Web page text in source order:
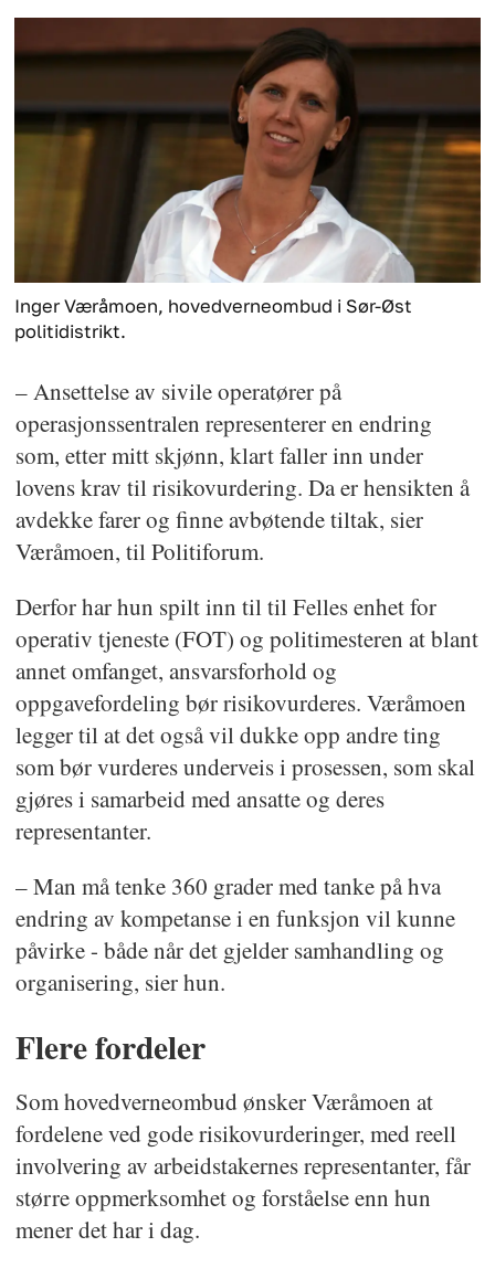
Inger Væråmoen, hovedverneombud i Sør-Øst
politidistrikt.
– Ansettelse av sivile operatører på
operasjonssentralen representerer en endring
som, etter mitt skjønn, klart faller inn under
lovens krav til risikovurdering. Da er hensikten å
avdekke farer og finne avbøtende tiltak, sier
Væråmoen, til Politiforum.
Derfor har hun spilt inn til til Felles enhet for
operativ tjeneste (FOT) og politimesteren at blant
annet omfanget, ansvarsforhold og
oppgavefordeling bør risikovurderes. Væråmoen
legger til at det også vil dukke opp andre ting
som bør vurderes underveis i prosessen, som skal
gjøres i samarbeid med ansatte og deres
representanter.
– Man må tenke 360 grader med tanke på hva
endring av kompetanse i en funksjon vil kunne
påvirke - både når det gjelder samhandling og
organisering, sier hun.
Flere fordeler
Som hovedverneombud ønsker Væråmoen at
fordelene ved gode risikovurderinger, med reell
involvering av arbeidstakernes representanter, får
større oppmerksomhet og forståelse enn hun
mener det har i dag.